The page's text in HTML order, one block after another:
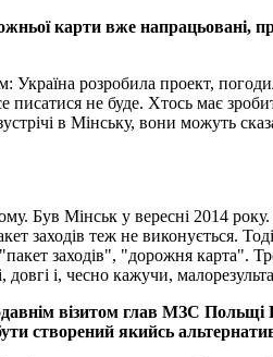
карти вже напрацьовані,
Україна розробила проект,
писатися не буде. Хтось має
в Мінську, вони можуть
Був Мінськ у вересні 2014 року.
заходів теж не виконується.
заходів", "дорожня карта".
і, чесно кажучи,
візитом глав МЗС Польщі
створений якийсь